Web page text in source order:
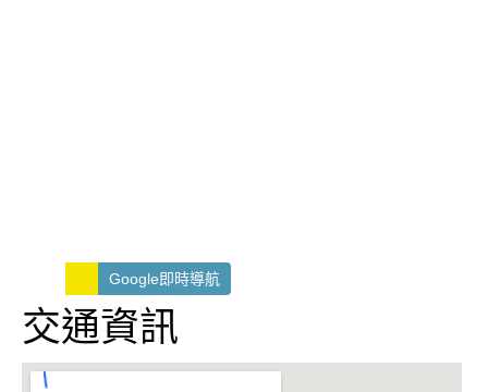
Google即時導航
交通資訊